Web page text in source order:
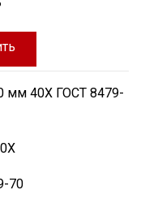
мм 40Х ГОСТ 8479-
70